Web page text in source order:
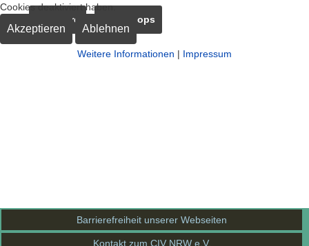
Seminare Workshops
Barrierefreiheit unserer Webseiten
Kontakt zum CIV NRW e.V.
Cookies deaktiviert haben.
Akzeptieren Ablehnen
Weitere Informationen | Impressum